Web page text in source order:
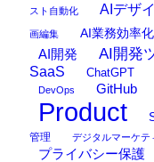
スト自動化
AIデザ
画編集 AI業務効率化
AI開発 AI開発
SaaS
ChatGPT
DevOps GitHub
Product
管理
デジタルマーケテ
プライバシー保護